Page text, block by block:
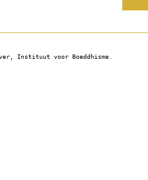
Instituut voor Boeddhisme.